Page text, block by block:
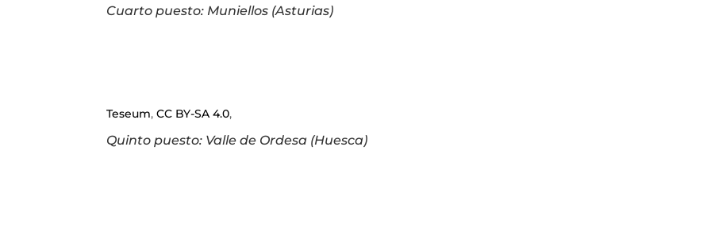
Cuarto puesto: Muniellos (Asturias)
Teseum,CC BY-SA 4.0,
Quinto puesto: Valle de Ordesa (Huesca)